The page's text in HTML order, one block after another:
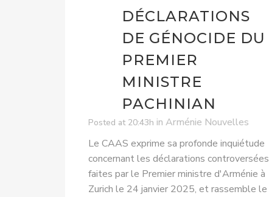
DÉCLARATIONS
DE GÉNOCIDE DU
PREMIER
MINISTRE
PACHINIAN
Posted at 20:43h in Arménie Nouvelles
Le CAAS exprime sa profonde inquiétude
concernant les déclarations controversées
faites par le Premier ministre d'Arménie à
Zurich le 24 janvier 2025, et rassemble le